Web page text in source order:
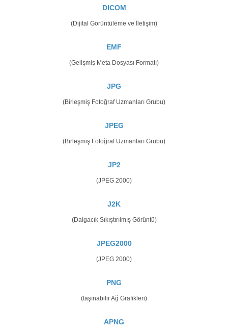
DICOM
(Dijital Görüntüleme ve İletişim)
EMF
(Gelişmiş Meta Dosyası Formatı)
JPG
(Birleşmiş Fotoğraf Uzmanları Grubu)
JPEG
(Birleşmiş Fotoğraf Uzmanları Grubu)
JP2
(JPEG 2000)
J2K
(Dalgacık Sıkıştırılmış Görüntü)
JPEG2000
(JPEG 2000)
PNG
(taşınabilir Ağ Grafikleri)
APNG